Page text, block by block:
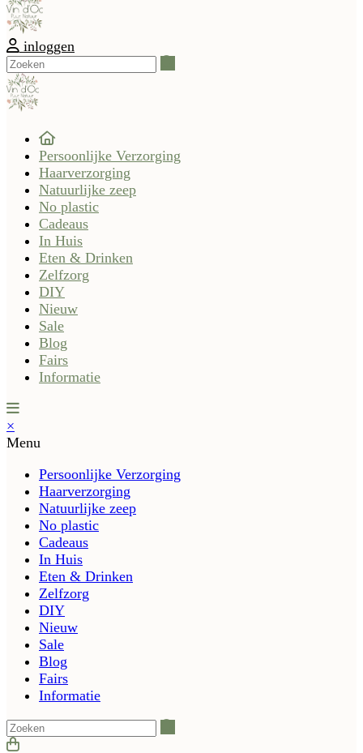
inloggen
Persoonlijke Verzorging
Haarverzorging
Natuurlijke zeep
No plastic
Cadeaus
In Huis
Eten & Drinken
Zelfzorg
DIY
Nieuw
Sale
Blog
Fairs
Informatie
×
Menu
Persoonlijke Verzorging
Haarverzorging
Natuurlijke zeep
No plastic
Cadeaus
In Huis
Eten & Drinken
Zelfzorg
DIY
Nieuw
Sale
Blog
Fairs
Informatie